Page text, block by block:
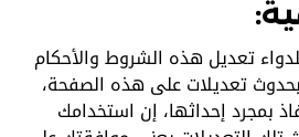
تعديل هذه الشروط والأحكام
تعديلات على هذه الصفحة،
بمجرد إحداثها، إن استخدامك